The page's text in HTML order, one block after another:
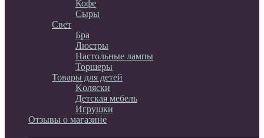
Кофе
Сыры
Свет
Бра
Люстры
Настольные лампы
Торшеры
Товары для детей
Kоляски
Детская мебель
Игрушки
Отзывы о магазине